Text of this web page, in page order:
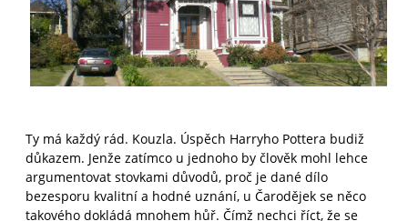
Ty má každý rád. Kouzla. Úspěch Harryho Pottera budiž
důkazem. Jenže zatímco u jednoho by člověk mohl lehce
argumentovat stovkami důvodů, proč je dané dílo
bezesporu kvalitní a hodné uznání, u Čarodějek se něco
takového dokládá mnohem hůř. Čímž nechci říct, že se